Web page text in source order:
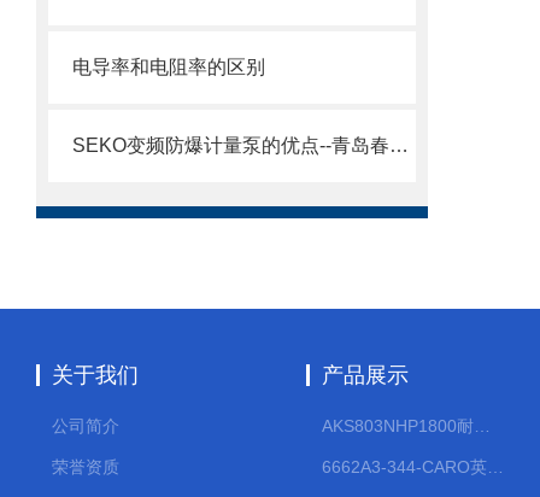
电导率和电阻率的区别
SEKO变频防爆计量泵的优点--青岛春阳电子有限公司
关于我们
公司简介
荣誉资质
产品展示